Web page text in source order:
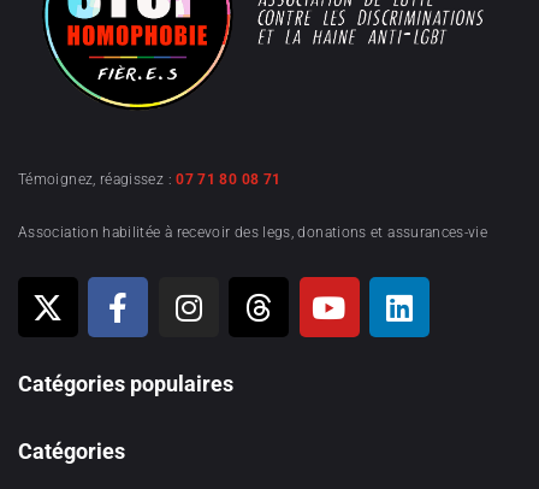
Témoignez, réagissez :07 71 80 08 71
Association habilitée à recevoir des legs, donations et assurances-vie
Catégories populaires
Catégories